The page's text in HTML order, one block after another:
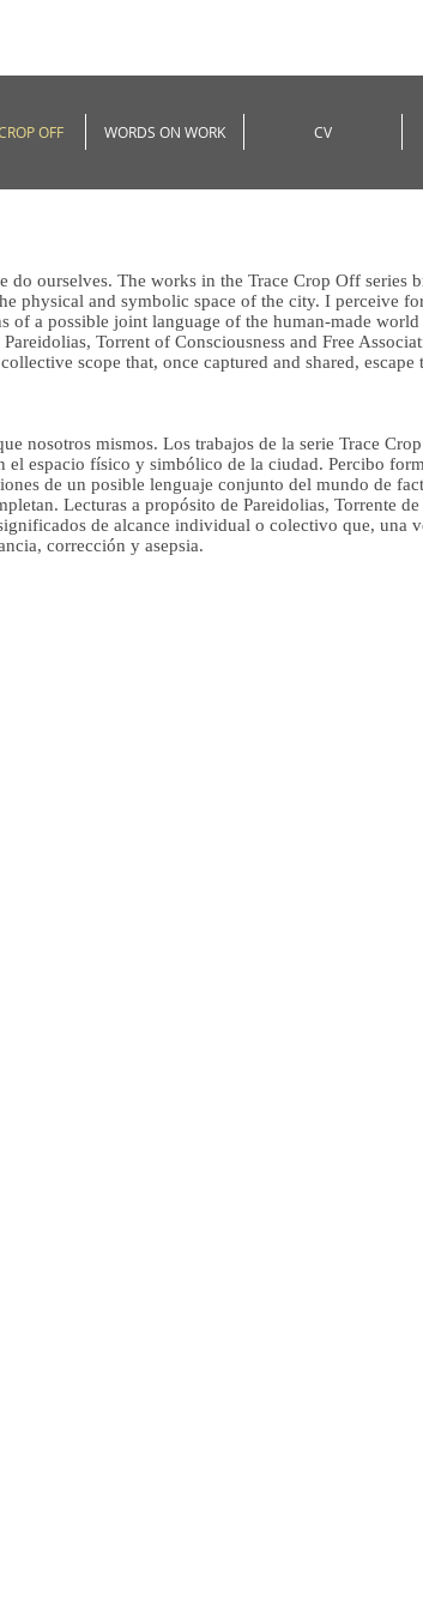
OFF WORDS ON WORK CV
ourselves. The works in the Trace Crop Off series
physical and symbolic space of the city. I perceive
a possible joint language of the human-made
Torrent of Consciousness and Free
scope that, once captured and shared,
nosotros mismos. Los trabajos de la serie Trace
espacio físico y simbólico de la ciudad. Percibo
de un posible lenguaje conjunto del mundo de
Lecturas a propósito de Pareidolias, Torrente
de alcance individual o colectivo que, una
corrección y asepsia.